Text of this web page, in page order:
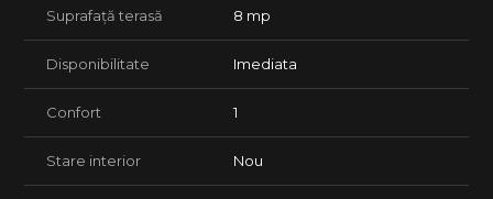
Suprafață terasă 8 mp
Disponibilitate Imediata
Confort 1
Stare interior Nou